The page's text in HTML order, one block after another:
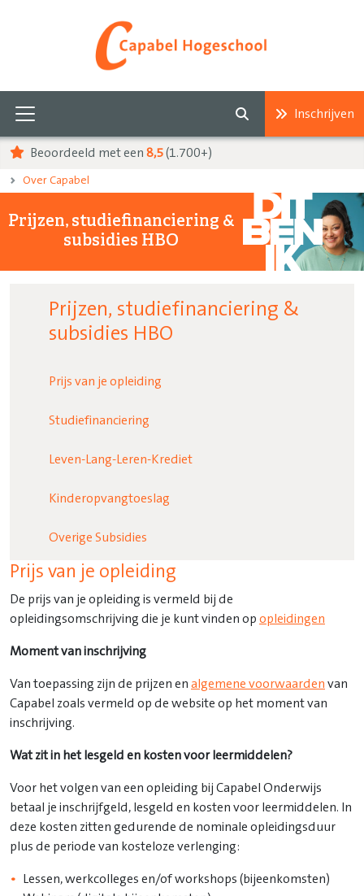
Inschrijven
Beoordeeld met een 8,5(1.700+)
Over Capabel
Prijzen, studiefinanciering &
subsidies HBO
Prijzen, studiefinanciering &
subsidies HBO
Prijs van je opleiding
Studiefinanciering
Leven-Lang-Leren-Krediet
Kinderopvangtoeslag
Overige Subsidies
Prijs van je opleiding
De prijs van je opleiding is vermeld bij de
opleidingsomschrijving die je kunt vinden op opleidingen
Moment van inschrijving
Van toepassing zijn de prijzen en algemene voorwaarden van
Capabel zoals vermeld op de website op het moment van
inschrijving.
Wat zit in het lesgeld en kosten voor leermiddelen?
Voor het volgen van een opleiding bij Capabel Onderwijs
betaal je inschrijfgeld, lesgeld en kosten voor leermiddelen. In
deze kosten zitten gedurende de nominale opleidingsduur
plus de periode van kosteloze verlenging:
Lessen, werkcolleges en/of workshops (bijeenkomsten)